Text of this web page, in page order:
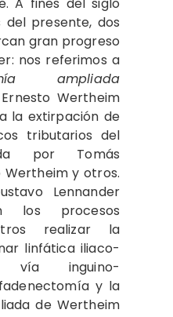
A fines del siglo
del presente, dos
gran progreso
nos referimos a
ampliada
Wertheim
la extirpación de
tributarios del
por Tomás
Wertheim y otros.
Lennander
los procesos
realizar la
linfática iliaco-
vía inguino-
y la
de Wertheim